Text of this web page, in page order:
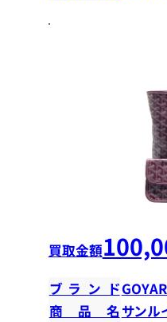
買取金額
ブランド
商品名 サンル